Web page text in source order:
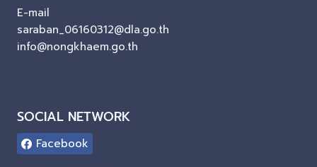
E-mail
saraban_06160312@dla.go.th
info@nongkhaem.go.th
SOCIAL NETWORK
Facebook